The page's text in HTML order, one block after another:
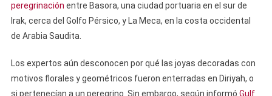
peregrinación entre Basora, una ciudad portuaria en el sur de
Irak, cerca del Golfo Pérsico, y La Meca, en la costa occidental
de Arabia Saudita.
Los expertos aún desconocen por qué las joyas decoradas con
motivos florales y geométricos fueron enterradas en Diriyah, o
si pertenecían a un peregrino. Sin embargo, según informó Gulf